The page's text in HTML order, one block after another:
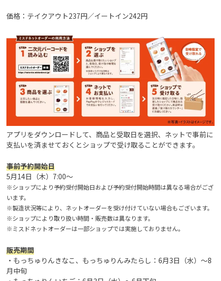
価格：テイクアウト237円／イートイン242円
アプリをダウンロードして、商品と受取日を選択、ネットで事前に
支払いを済ませておくとショップで受け取ることができます。
事前予約開始日
5月14日（木）7:00～
※ショップにより予約受付開始日および予約受付開始時間は異なる場合がござ
います。
※製造状況等により、ネットオーダーを受け付けていない場合もございます。
※ショップにより取り扱い時間・販売数は異なります。
※ミスドネットオーダーは一部ショップでは実施しておりません。
販売期間
・もっちゅりんきなこ、もっちゅりんみたらし：6月3日（水）～8
月中旬